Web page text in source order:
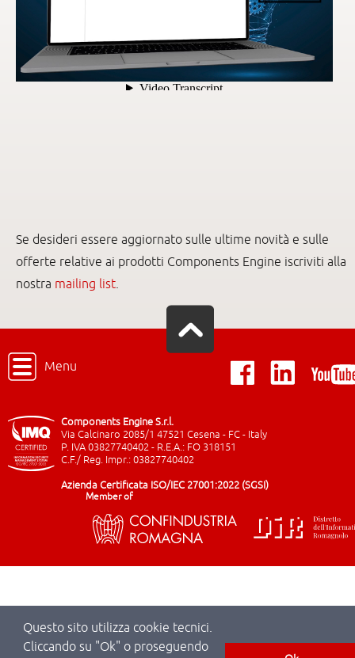
Questo sito utilizza cookie tecnici.
Cliccando su "Ok" o proseguendo
Se desideri essere aggiornato sulle ultime novità e sulle
offerte relative ai prodotti Components Engine iscriviti alla
nostra mailing list.
Menu
Components Engine S.r.l.
Via Calcinaro 2085/1 47521 Cesena - FC - Italy
P. IVA 03827740402 - R.E.A.: FO 318151
C.F./ Reg. Impr.: 03827740402
Azienda Certificata ISO/IEC 27001:2022 (SGSI)
Member of